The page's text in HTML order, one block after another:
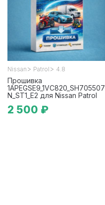
Nissan > Patrol > 4.8
Прошивка
1APEGSE9_1VC820_SH705507
N_ST1_E2 для Nissan Patrol
2 500 ₽